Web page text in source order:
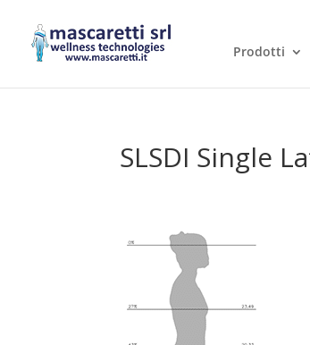
Prodotti
SLSDI Single